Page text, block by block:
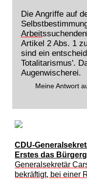
Die Angriffe auf
Arbeitssuchenden
Artikel 2 Abs. 1
sind ein
Totalitarismus'.
Augenwischerei.
Meine Antwort
CDU-
Erstes das
Generalsekretär
bekräftigt, bei einer